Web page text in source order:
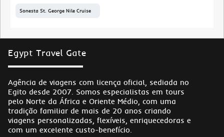
Sonesta St. George Nile Cruise
Egypt Travel Gate
Agência de viagens com licença oficial, sediada no
Egito desde 2007. Somos especialistas em tours
pelo Norte da África e Oriente Médio, com uma
tradição familiar de mais de 20 anos criando
viagens personalizadas, flexíveis, enriquecedoras e
com um excelente custo-benefício.